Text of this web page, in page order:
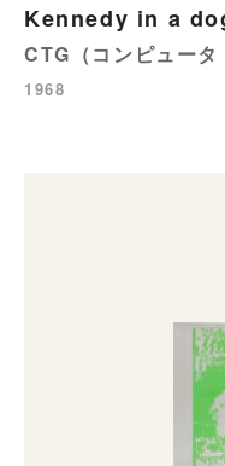
Kennedy in a
CTG（コンピュータ
1968